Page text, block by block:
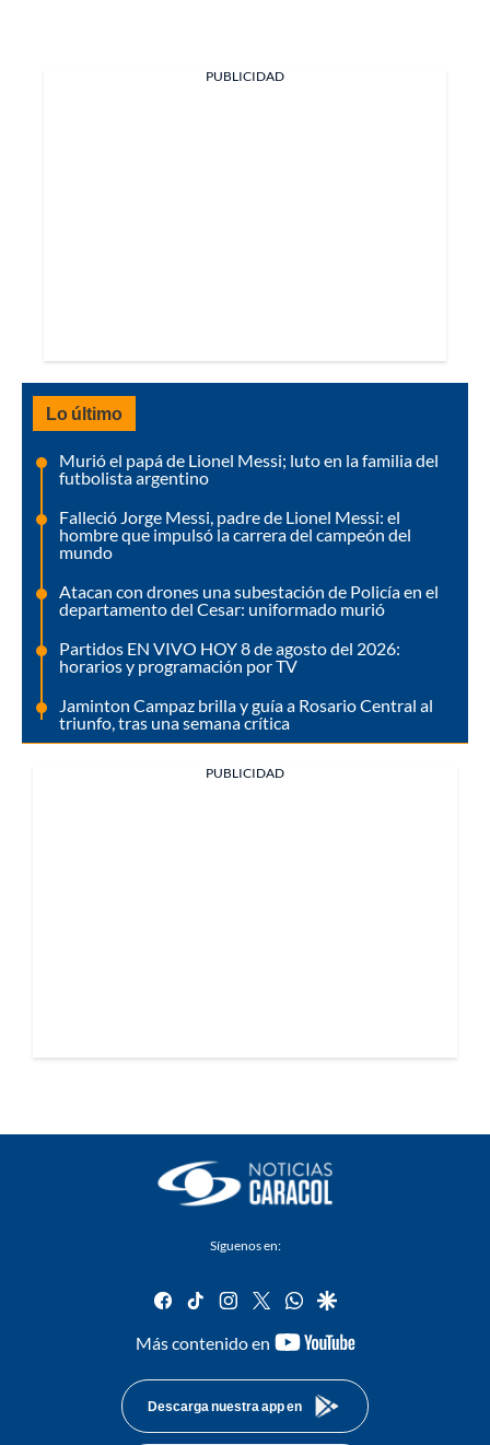
PUBLICIDAD
Lo último
Murió el papá de Lionel Messi; luto en la familia del
futbolista argentino
Falleció Jorge Messi, padre de Lionel Messi: el
hombre que impulsó la carrera del campeón del
mundo
Atacan con drones una subestación de Policía en el
departamento del Cesar: uniformado murió
Partidos EN VIVO HOY 8 de agosto del 2026:
horarios y programación por TV
Jaminton Campaz brilla y guía a Rosario Central al
triunfo, tras una semana crítica
PUBLICIDAD
Síguenos en:
facebook
tiktok instagram
twitterwhatsapp
google
Más contenido en
youtube-
Descarga nuestra app en